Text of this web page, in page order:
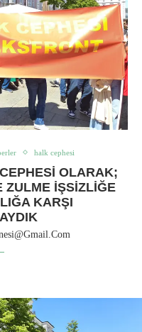
halk cephesi
OLARAK;
ZULME İŞSIZLIĞE
KARŞI